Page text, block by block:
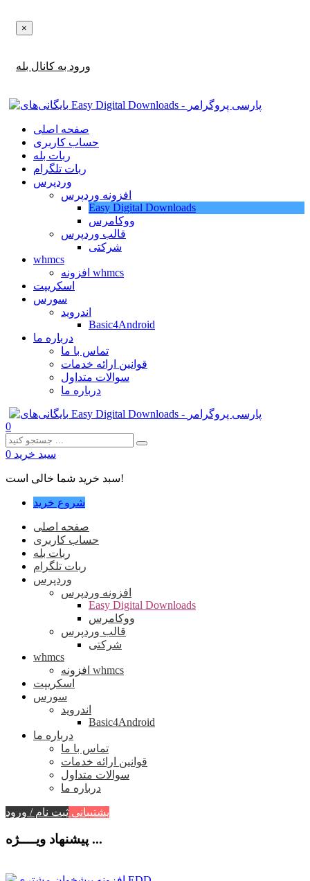
×
ورود به کانال بله
صفحه اصلی
حساب کاربری
ربات بله
ربات تلگرام
وردپرس
افزونه وردپرس
Easy Digital Downloads
ووکامرس
قالب وردپرس
شرکتی
whmcs
افزونه whmcs
اسکریپت
سورس
اندروید
Basic4Android
درباره ما
تماس با ما
قوانین ارائه خدمات
سوالات متداول
درباره ما
0
سبد خرید 0
سبد خرید شما خالی است!
شروع خرید
صفحه اصلی
حساب کاربری
ربات بله
ربات تلگرام
وردپرس
افزونه وردپرس
Easy Digital Downloads
ووکامرس
قالب وردپرس
شرکتی
whmcs
افزونه whmcs
اسکریپت
سورس
اندروید
Basic4Android
درباره ما
تماس با ما
قوانین ارائه خدمات
سوالات متداول
درباره ما
پشتیبانی ثبت نام / ورود
پیشنهاد ویــــژه ...